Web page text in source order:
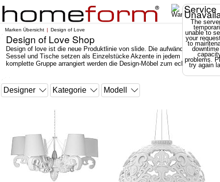
Service
The
unable to
your
to
problems.
try again
Marken Übersicht Design of Love
Design of Love Shop
Design of love ist die neue Produktlinie von slide. Die aufwändig
Sessel und Tische setzen als Einzelstücke Akzente in jedem Wohnstil. Als
komplette Gruppe arrangiert werden die Design-Möbel zum echten Erlebnis.